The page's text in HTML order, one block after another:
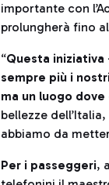
importante con
prolungherà fino
“Questa iniziativa
sempre più i
ma un luogo dove
bellezze
abbiamo da
Per i passeggeri,